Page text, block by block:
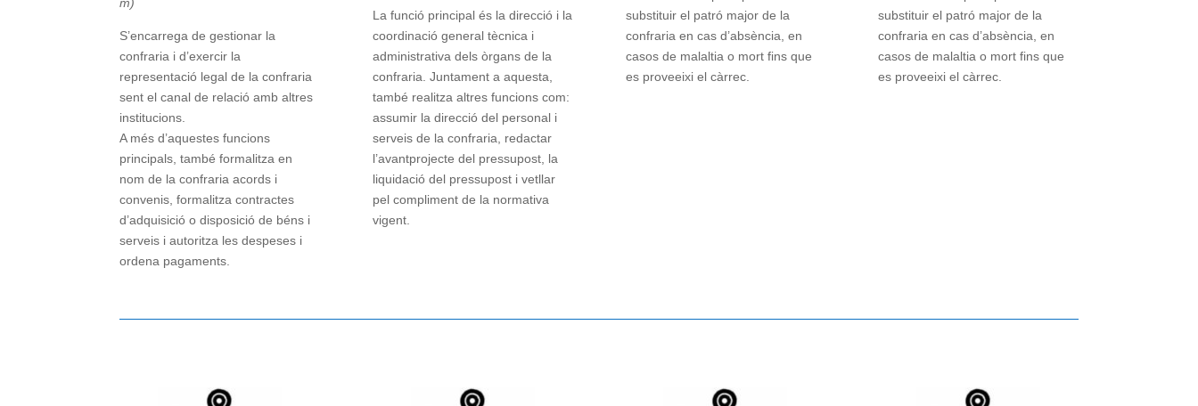
S’encarrega de gestionar la
confraria i d’exercir la
representació legal de la confraria
sent el canal de relació amb altres
institucions.
A més d’aquestes funcions
principals, també formalitza en
nom de la confraria acords i
convenis, formalitza contractes
d’adquisició o disposició de béns i
serveis i autoritza les despeses i
ordena pagaments.
La funció principal és la direcció i la
coordinació general tècnica i
administrativa dels òrgans de la
confraria. Juntament a aquesta,
també realitza altres funcions com:
assumir la direcció del personal i
serveis de la confraria, redactar
l’avantprojecte del pressupost, la
liquidació del pressupost i vetllar
pel compliment de la normativa
vigent.
substituir el patró major de la
confraria en cas d’absència, en
casos de malaltia o mort fins que
es proveeixi el càrrec.
substituir el patró major de la
confraria en cas d’absència, en
casos de malaltia o mort fins que
es proveeixi el càrrec.